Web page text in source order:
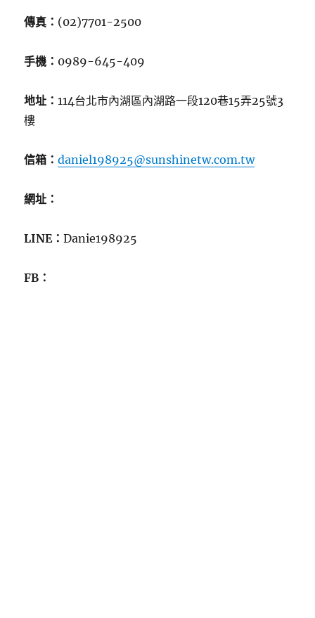
傳真： (02)7701-2500
手機： 0989-645-409
地址：114台北市內湖區內湖路一段120巷15弄25號3
樓
信箱：daniel198925@sunshinetw.com.tw
網址：
LINE：Danie198925
FB：